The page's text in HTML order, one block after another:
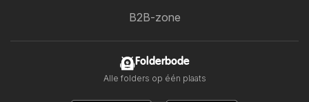
B2B-zone
Folderbode
Alle folders op één plaats